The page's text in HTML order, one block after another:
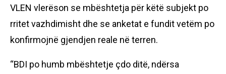
VLEN vlerëson se mbështetja për këtë subjekt po
rritet vazhdimisht dhe se anketat e fundit vetëm po
konfirmojnë gjendjen reale në terren.
“BDI po humb mbështetje çdo ditë, ndërsa